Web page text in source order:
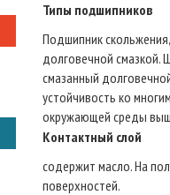
Типы подшипников
Подшипник
долговечной смазкой.
смазанный
устойчивость ко
окружающей среды
Контактный слой
содержит масло. На
поверхностей.